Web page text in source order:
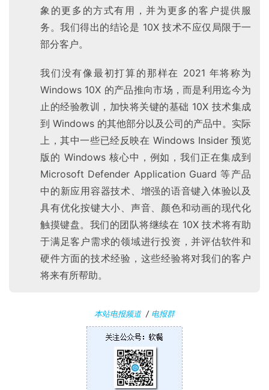
象的更多的方式有用，并为更多的客户提供服
务。我们得出的结论是 10X 技术不应仅局限于一
部分客户。
我们没有像最初打算的那样在 2021 年将称为
Windows 10X 的产品推向市场，而是利用迄今为
止的经验教训，加快将关键的基础 10X 技术集成
到 Windows 的其他部分以及公司的产品中。实际
上，其中一些已经反映在 Windows Insider 预览
版的 Windows 核心中，例如，我们正在集成到
Microsoft Defender Application Guard 等产品
中的新应用容器技术、增强的语音键入体验以及
具有优化按键大小、声音、颜色和动画的现代化
触摸键盘。我们的团队将继续在 10X 技术将有助
于满足客户需求的领域进行投资，并评估软件和
硬件方面的技术经验，这些经验将对我们的客户
将来有所帮助。
本站电报频道/ 电报群